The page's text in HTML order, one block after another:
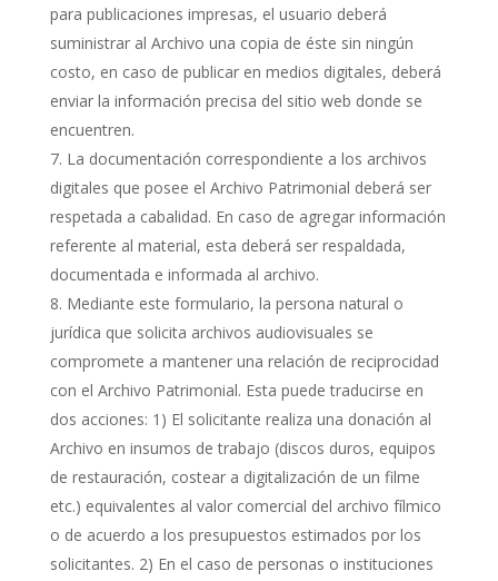
para publicaciones impresas, el usuario deberá
suministrar al Archivo una copia de éste sin ningún
costo, en caso de publicar en medios digitales, deberá
enviar la información precisa del sitio web donde se
encuentren.
La documentación correspondiente a los archivos
digitales que posee el Archivo Patrimonial deberá ser
respetada a cabalidad. En caso de agregar información
referente al material, esta deberá ser respaldada,
documentada e informada al archivo.
Mediante este formulario, la persona natural o
jurídica que solicita archivos audiovisuales se
compromete a mantener una relación de reciprocidad
con el Archivo Patrimonial. Esta puede traducirse en
dos acciones: 1) El solicitante realiza una donación al
Archivo en insumos de trabajo (discos duros, equipos
de restauración, costear a digitalización de un filme
etc.) equivalentes al valor comercial del archivo fílmico
o de acuerdo a los presupuestos estimados por los
solicitantes. 2) En el caso de personas o instituciones